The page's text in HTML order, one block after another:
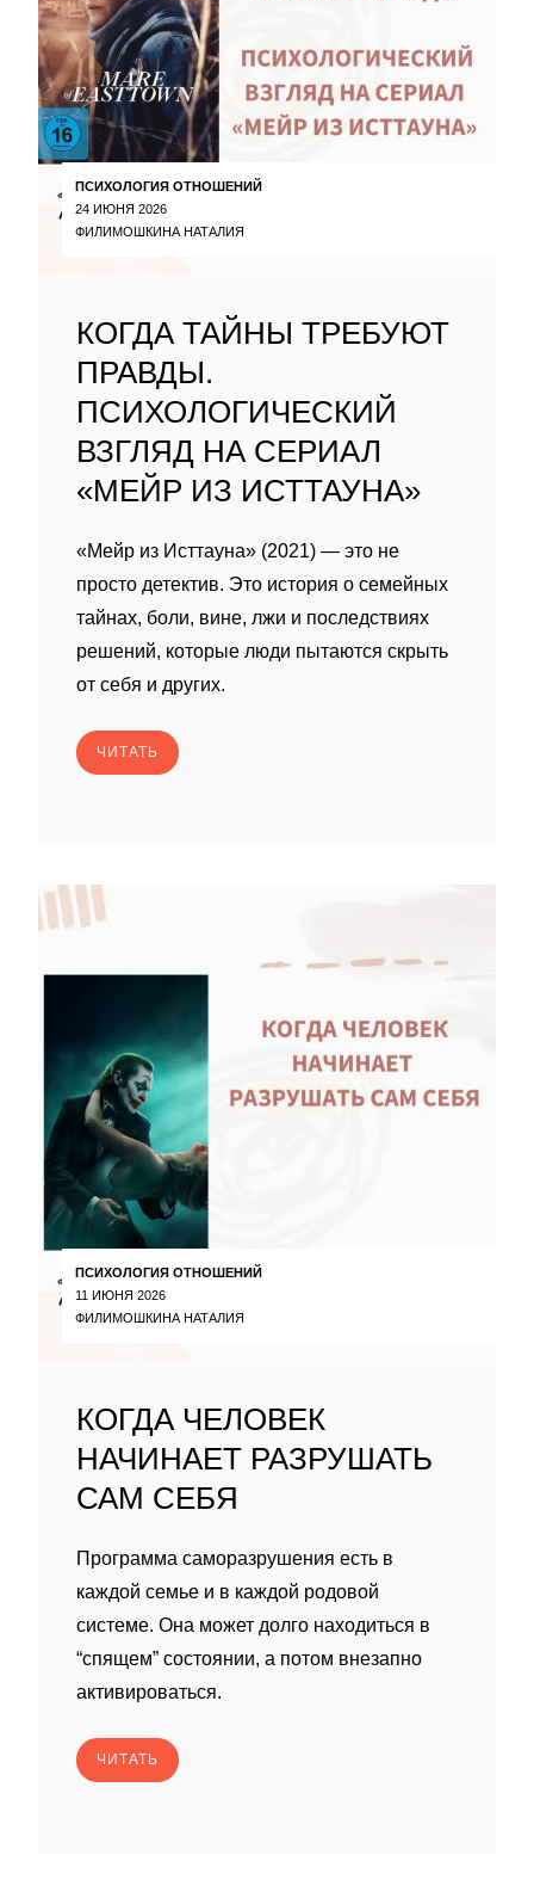
ПСИХОЛОГИЯ ОТНОШЕНИЙ
24 ИЮНЯ 2026
ФИЛИМОШКИНА НАТАЛИЯ
КОГДА ТАЙНЫ ТРЕБУЮТ
ПРАВДЫ.
ПСИХОЛОГИЧЕСКИЙ
ВЗГЛЯД НА СЕРИАЛ
«МЕЙР ИЗ ИСТТАУНА»
«Мейр из Исттауна» (2021) — это не
просто детектив. Это история о семейных
тайнах, боли, вине, лжи и последствиях
решений, которые люди пытаются скрыть
от себя и других.
ЧИТАТЬ
ПСИХОЛОГИЯ ОТНОШЕНИЙ
11 ИЮНЯ 2026
ФИЛИМОШКИНА НАТАЛИЯ
КОГДА ЧЕЛОВЕК
НАЧИНАЕТ РАЗРУШАТЬ
САМ СЕБЯ
Программа саморазрушения есть в
каждой семье и в каждой родовой
системе. Она может долго находиться в
“спящем” состоянии, а потом внезапно
активироваться.
ЧИТАТЬ